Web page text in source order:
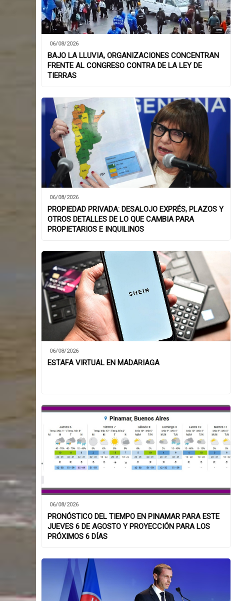
06/08/2026
BAJO LA LLUVIA, ORGANIZACIONES CONCENTRAN
FRENTE AL CONGRESO CONTRA DE LA LEY DE
TIERRAS
06/08/2026
PROPIEDAD PRIVADA: DESALOJO EXPRÉS, PLAZOS Y
OTROS DETALLES DE LO QUE CAMBIA PARA
PROPIETARIOS E INQUILINOS
06/08/2026
ESTAFA VIRTUAL EN MADARIAGA
06/08/2026
PRONÓSTICO DEL TIEMPO EN PINAMAR PARA ESTE
JUEVES 6 DE AGOSTO Y PROYECCIÓN PARA LOS
PRÓXIMOS 6 DÍAS